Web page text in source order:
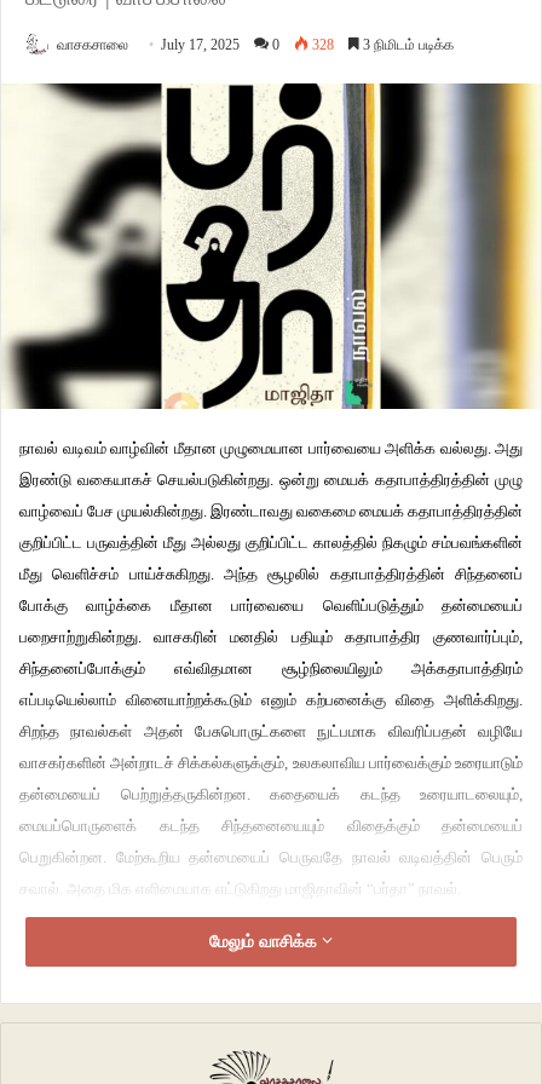
வாசகசாலை July 17, 2025 0 328 3 நிமிடம் படிக்க
நாவல் வடிவம் வாழ்வின் மீதான முழுமையான பார்வையை அளிக்க வல்லது. அது
இரண்டு வகையாகச் செயல்படுகின்றது. ஒன்று மையக் கதாபாத்திரத்தின் முழு
வாழ்வைப் பேச முயல்கின்றது. இரண்டாவது வகைமை மையக் கதாபாத்திரத்தின்
குறிப்பிட்ட பருவத்தின் மீது அல்லது குறிப்பிட்ட காலத்தில் நிகழும் சம்பவங்களின்
மீது வெளிச்சம் பாய்ச்சுகிறது. அந்த சூழலில் கதாபாத்திரத்தின் சிந்தனைப்
போக்கு வாழ்க்கை மீதான பார்வையை வெளிப்படுத்தும் தன்மையைப்
பறைசாற்றுகின்றது. வாசகரின் மனதில் பதியும் கதாபாத்திர குணவார்ப்பும்,
சிந்தனைப்போக்கும் எவ்விதமான சூழ்நிலையிலும் அக்கதாபாத்திரம்
எப்படியெல்லாம் வினையாற்றக்கூடும் எனும் கற்பனைக்கு விதை அளிக்கிறது.
சிறந்த நாவல்கள் அதன் பேசுபொருட்களை நுட்பமாக விவரிப்பதன் வழியே
வாசகர்களின் அன்றாடச் சிக்கல்களுக்கும், உலகலாவிய பார்வைக்கும் உரையாடும்
தன்மையைப் பெற்றுத்தருகின்றன. கதையைக் கடந்த உரையாடலையும்,
மையப்பொருளைக் கடந்த சிந்தனையையும் விதைக்கும் தன்மையைப்
பெறுகின்றன. மேற்கூறிய தன்மையைப் பெருவதே நாவல் வடிவத்தின் பெரும்
சவால். அதை மிக எளிமையாக எட்டுகிறது மாஜிதாவின் “பர்தா” நாவல்.
இலங்கையில் எழுதப்படும் கதைகள் பெரும்பான்மையாக போர்ச்சூழலை ஒட்டி
அதிலும் குறிப்பாக இசுலாமியப் பெண்கள் சந்திக்கும் பண்பாட்டுச் சிக்கலை மிக
மேலும் வாசிக்க